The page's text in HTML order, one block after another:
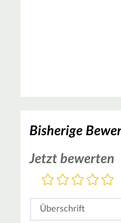
Bisherige
Jetzt bewerten
5
4
3
2
1
Überschrift